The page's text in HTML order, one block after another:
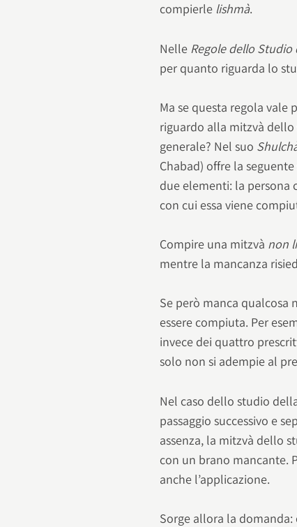
compierle lishmà.
Nelle Regole dello Studio
per quanto riguarda lo
Ma se questa regola
riguardo alla mitzvà dello
generale? Nel suo
Chabad) offre la
due elementi: la persona
con cui essa viene
Compire una mitzvà non
mentre la mancanza
Se però manca qualcosa
essere compiuta. Per
invece dei quattro
solo non si adempie al
Nel caso dello studio
passaggio successivo e
assenza, la mitzvà dello
con un brano mancante.
anche l’applicazione.
Sorge allora la domanda: